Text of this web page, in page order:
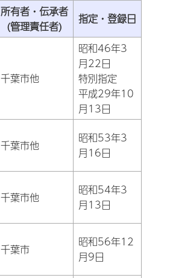
所有者・伝承者
(管理責任者)
指定・登録日
千葉市他
昭和46年3
月22日
特別指定
平成29年10
月13日
千葉市他
昭和53年3
月16日
千葉市他
昭和54年3
月13日
千葉市
昭和56年12
月9日